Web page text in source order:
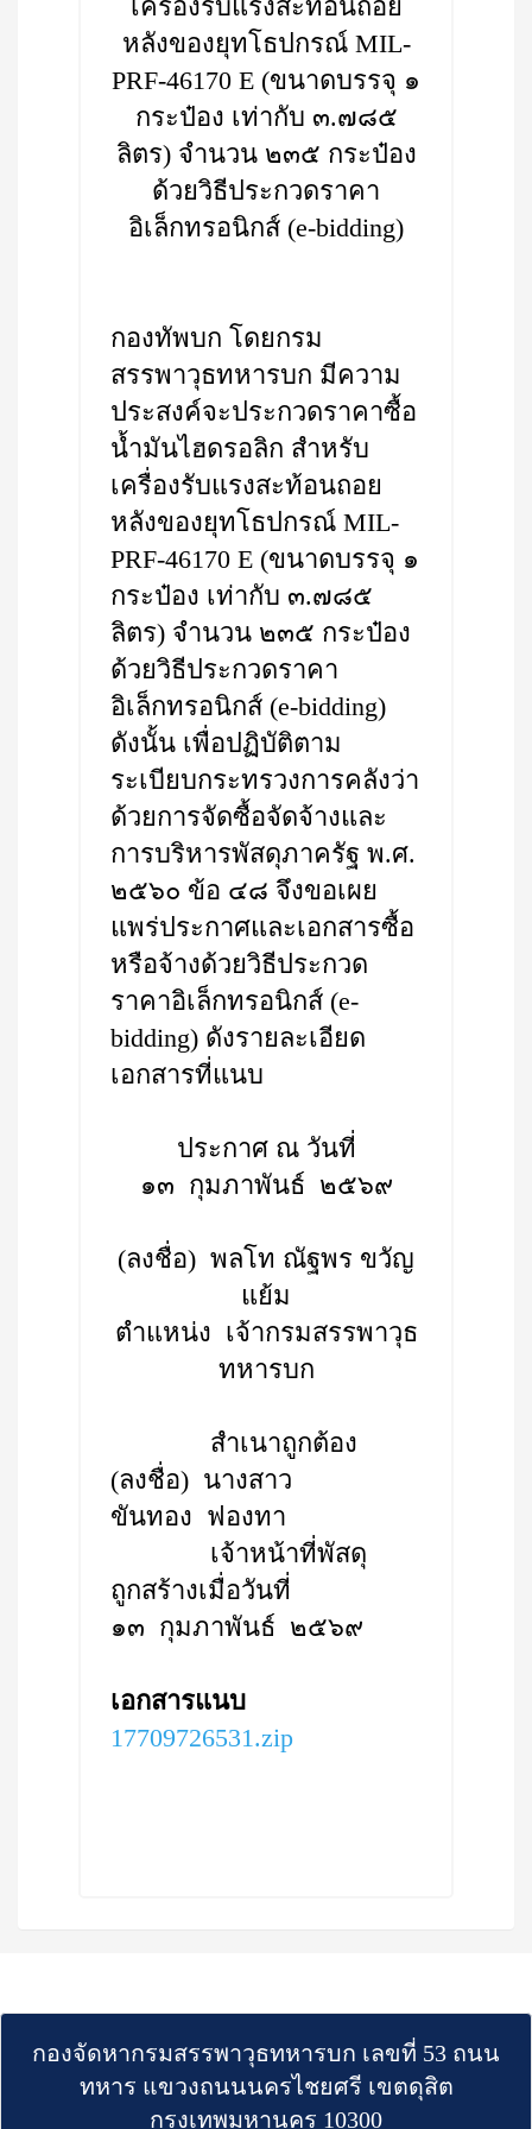
เครื่องรับแรงสะท้อนถอย
หลังของยุทโธปกรณ์ MIL-
PRF-46170 E (ขนาดบรรจุ ๑
กระป๋อง เท่ากับ ๓.๗๘๕
ลิตร) จำนวน ๒๓๕ กระป๋อง
ด้วยวิธีประกวดราคา
อิเล็กทรอนิกส์ (e-bidding)
กองทัพบก โดยกรม
สรรพาวุธทหารบก มีความ
ประสงค์จะประกวดราคาซื้อ
น้ำมันไฮดรอลิก สำหรับ
เครื่องรับแรงสะท้อนถอย
หลังของยุทโธปกรณ์ MIL-
PRF-46170 E (ขนาดบรรจุ ๑
กระป๋อง เท่ากับ ๓.๗๘๕
ลิตร) จำนวน ๒๓๕ กระป๋อง
ด้วยวิธีประกวดราคา
อิเล็กทรอนิกส์ (e-bidding)
ดังนั้น เพื่อปฏิบัติตาม
ระเบียบกระทรวงการคลังว่า
ด้วยการจัดซื้อจัดจ้างและ
การบริหารพัสดุภาครัฐ พ.ศ.
๒๕๖๐ ข้อ ๔๘ จึงขอเผย
แพร่ประกาศและเอกสารซื้อ
หรือจ้างด้วยวิธีประกวด
ราคาอิเล็กทรอนิกส์ (e-
bidding) ดังรายละเอียด
เอกสารที่แนบ
ประกาศ ณ วันที่
๑๓ กุมภาพันธ์ ๒๕๖๙
(ลงชื่อ) พลโท ณัฐพร ขวัญ
แย้ม
ตำแหน่ง เจ้ากรมสรรพาวุธ
ทหารบก
สำเนาถูกต้อง
(ลงชื่อ) นางสาว
ขันทอง ฟองทา
เจ้าหน้าที่พัสดุ
ถูกสร้างเมื่อวันที่
๑๓ กุมภาพันธ์ ๒๕๖๙
เอกสารแนบ
17709726531.zip
กองจัดหากรมสรรพาวุธทหารบก เลขที่ 53 ถนน
ทหาร แขวงถนนนครไชยศรี เขตดุสิต
กรุงเทพมหานคร 10300